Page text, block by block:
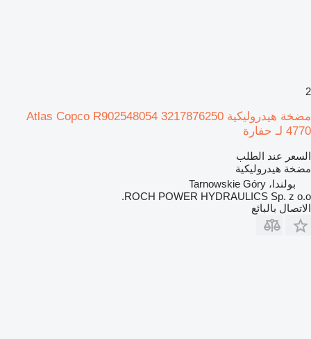
2
مضخة هيدروليكية Atlas Copco R902548054 3217876250
4770 لـ حفارة
السعر عند الطلب
مضخة هيدروليكية
بولندا، Tarnowskie Góry
ROCH POWER HYDRAULICS Sp. z o.o.
الاتصال بالبائع